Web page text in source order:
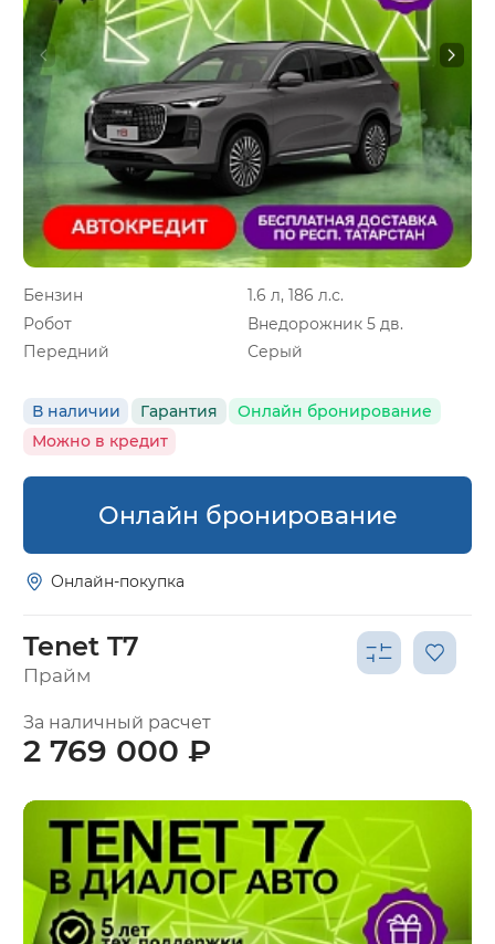
Бензин
1.6 л, 186 л.с.
Робот
Внедорожник 5 дв.
Передний
Серый
В наличии Гарантия
Онлайн бронирование
Можно в кредит
Онлайн бронирование
Онлайн-покупка
Tenet T7
Прайм
За наличный расчет
2 769 000 ₽